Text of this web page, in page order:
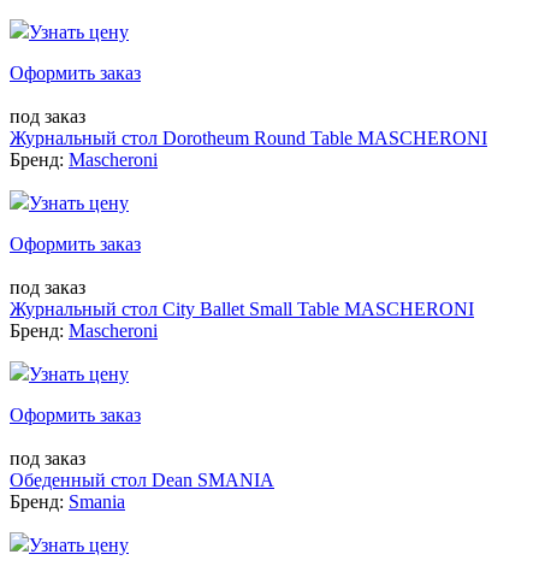
Узнать цену
Оформить заказ
под заказ
Журнальный стол Dorotheum Round Table MASCHERONI
Бренд: Mascheroni
Узнать цену
Оформить заказ
под заказ
Журнальный стол City Ballet Small Table MASCHERONI
Бренд: Mascheroni
Узнать цену
Оформить заказ
под заказ
Обеденный стол Dean SMANIA
Бренд: Smania
Узнать цену